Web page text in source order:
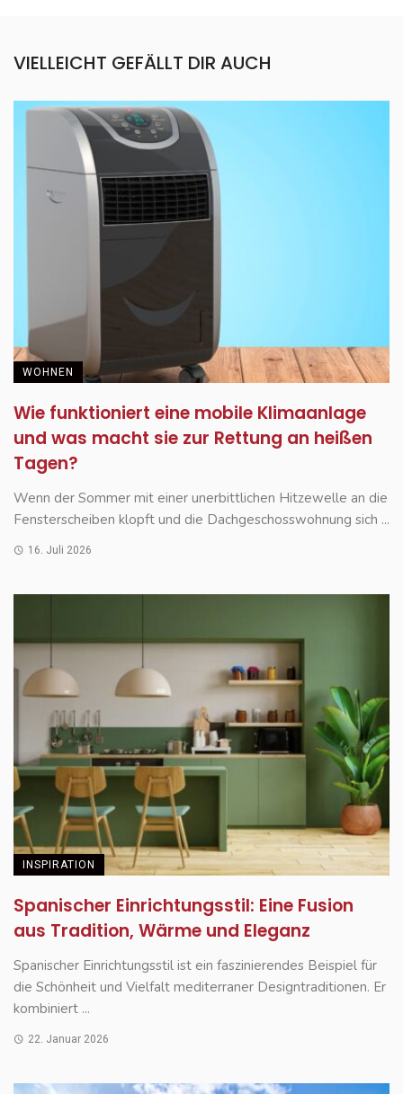
VIELLEICHT GEFÄLLT DIR AUCH
WOHNEN
Wie funktioniert eine mobile Klimaanlage
und was macht sie zur Rettung an heißen
Tagen?
Wenn der Sommer mit einer unerbittlichen Hitzewelle an die
Fensterscheiben klopft und die Dachgeschosswohnung sich ...
16. Juli 2026
INSPIRATION
Spanischer Einrichtungsstil: Eine Fusion
aus Tradition, Wärme und Eleganz
Spanischer Einrichtungsstil ist ein faszinierendes Beispiel für
die Schönheit und Vielfalt mediterraner Designtraditionen. Er
kombiniert ...
22. Januar 2026